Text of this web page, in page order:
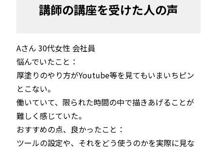
講師の講座を受けた人の声
Aさん 30代女性 会社員
悩んでいたこと：
厚塗りのやり方がYoutube等を見てもいまいちピン
とこない。
働いていて、限られた時間の中で描きあげることが
難しく感じていた。
おすすめの点、良かったこと：
ツールの設定や、それをどう使うのかを実際に見な